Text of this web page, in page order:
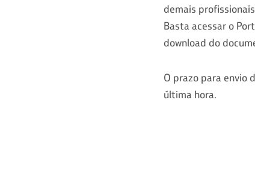
demais
Basta acessar o
download do
O prazo para envio
última hora.